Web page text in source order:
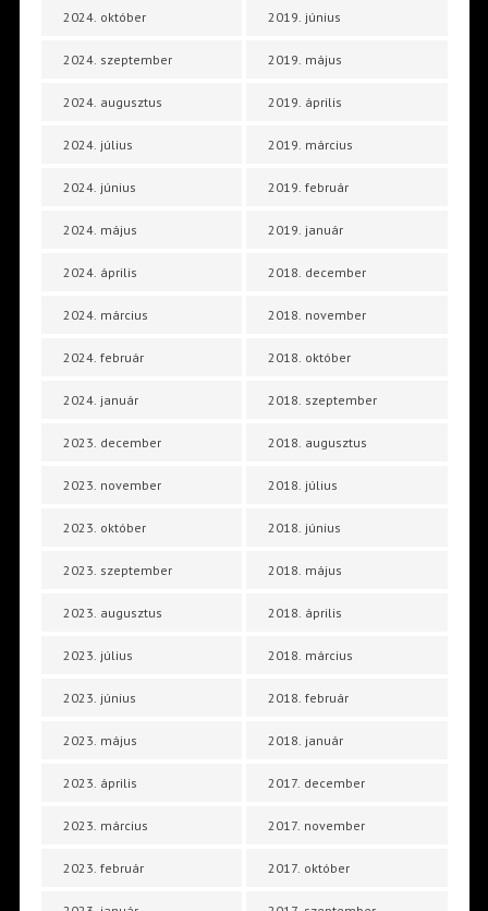
2024. október
2024. szeptember
2024. augusztus
2024. július
2024. június
2024. május
2024. április
2024. március
2024. február
2024. január
2023. december
2023. november
2023. október
2023. szeptember
2023. augusztus
2023. július
2023. június
2023. május
2023. április
2023. március
2023. február
2019. június
2019. május
2019. április
2019. március
2019. február
2019. január
2018. december
2018. november
2018. október
2018. szeptember
2018. augusztus
2018. július
2018. június
2018. május
2018. április
2018. március
2018. február
2018. január
2017. december
2017. november
2017. október